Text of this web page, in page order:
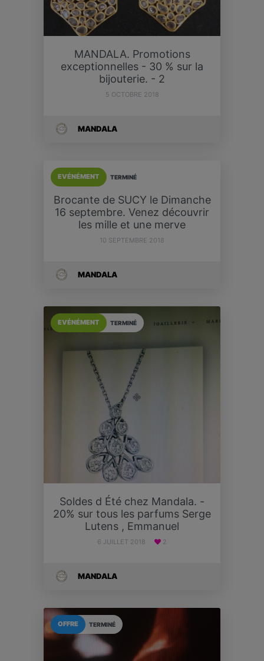
MANDALA. Promotions
exceptionnelles - 30 % sur la
bijouterie. - 2
5 OCTOBRE 2018
MANDALA
TERMINÉ
EVÉNÉMENT
Brocante de SUCY le Dimanche
16 septembre. Venez découvrir
les mille et une merve
10 SEPTEMBRE 2018
MANDALA
TERMINÉ
EVÉNÉMENT
Soldes d Été chez Mandala. -
20% sur tous les parfums Serge
Lutens , Emmanuel
6 JUILLET 2018 2
MANDALA
TERMINÉ
OFFRE